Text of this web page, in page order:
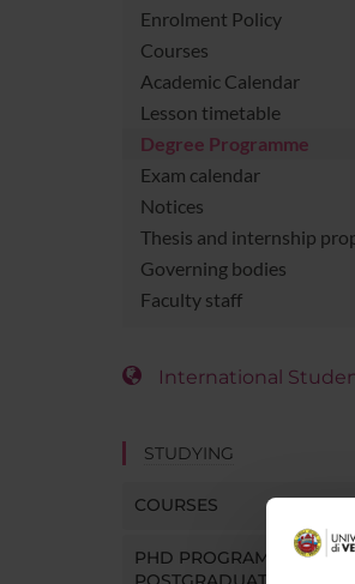
Enrolment Policy
Courses
Academic Calendar
Lesson timetable
Degree Programme
Exam calendar
Notices
Thesis and internship
Governing bodies
Faculty staff
International
STUDYING
COURSES
PHD PROGRAMMES AND